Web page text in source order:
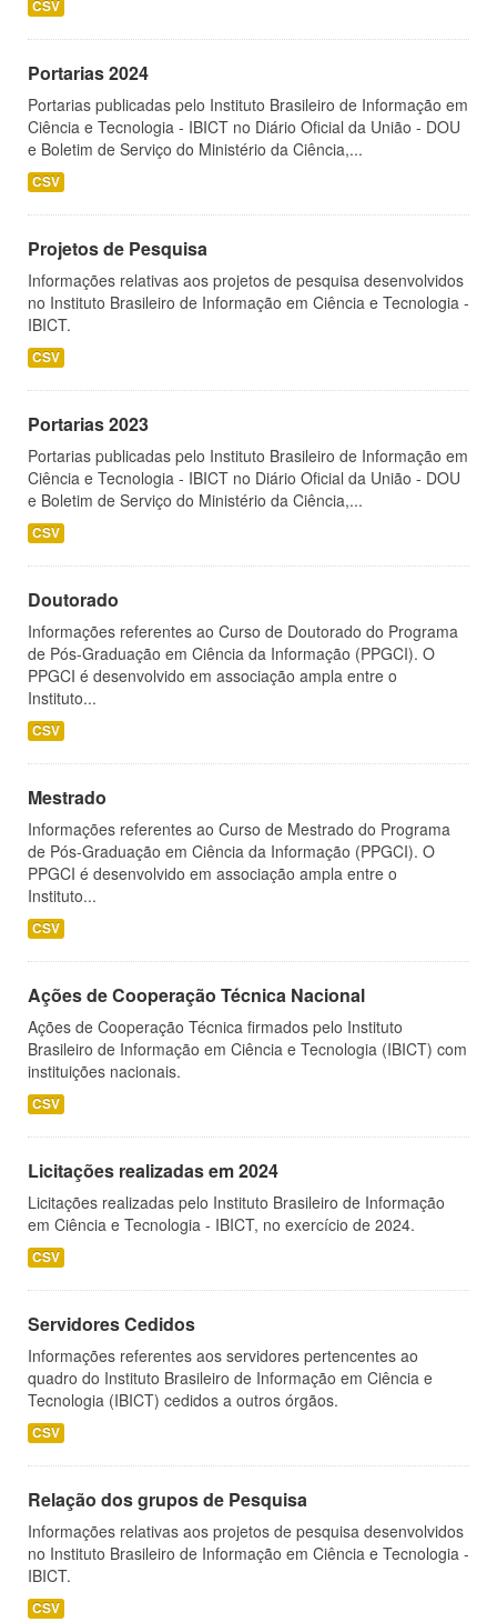
CSV
Portarias 2024
Portarias publicadas pelo Instituto Brasileiro de Informação em
Ciência e Tecnologia - IBICT no Diário Oficial da União - DOU
e Boletim de Serviço do Ministério da Ciência,...
CSV
Projetos de Pesquisa
Informações relativas aos projetos de pesquisa desenvolvidos
no Instituto Brasileiro de Informação em Ciência e Tecnologia -
IBICT.
CSV
Portarias 2023
Portarias publicadas pelo Instituto Brasileiro de Informação em
Ciência e Tecnologia - IBICT no Diário Oficial da União - DOU
e Boletim de Serviço do Ministério da Ciência,...
CSV
Doutorado
Informações referentes ao Curso de Doutorado do Programa
de Pós-Graduação em Ciência da Informação (PPGCI). O
PPGCI é desenvolvido em associação ampla entre o
Instituto...
CSV
Mestrado
Informações referentes ao Curso de Mestrado do Programa
de Pós-Graduação em Ciência da Informação (PPGCI). O
PPGCI é desenvolvido em associação ampla entre o
Instituto...
CSV
Ações de Cooperação Técnica Nacional
Ações de Cooperação Técnica firmados pelo Instituto
Brasileiro de Informação em Ciência e Tecnologia (IBICT) com
instituições nacionais.
CSV
Licitações realizadas em 2024
Licitações realizadas pelo Instituto Brasileiro de Informação
em Ciência e Tecnologia - IBICT, no exercício de 2024.
CSV
Servidores Cedidos
Informações referentes aos servidores pertencentes ao
quadro do Instituto Brasileiro de Informação em Ciência e
Tecnologia (IBICT) cedidos a outros órgãos.
CSV
Relação dos grupos de Pesquisa
Informações relativas aos projetos de pesquisa desenvolvidos
no Instituto Brasileiro de Informação em Ciência e Tecnologia -
IBICT.
CSV